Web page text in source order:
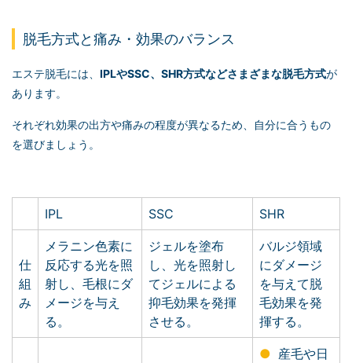
脱毛方式と痛み・効果のバランス
エステ脱毛には、 IPLやSSC、SHR方式などさまざまな脱毛方式が
あります。
それぞれ効果の出方や痛みの程度が異なるため、自分に合うもの
を選びましょう。
IPL SSC SHR
仕
組
み
メラニン色素に
反応する光を照
射し、毛根にダ
メージを与え
る。
ジェルを塗布
し、光を照射し
てジェルによる
抑毛効果を発揮
させる。
バルジ領域
にダメージ
を与えて脱
毛効果を発
揮する。
産毛や日